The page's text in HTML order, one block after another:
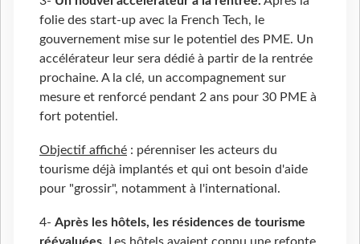
folie des start-up avec la French Tech, le
gouvernement mise sur le potentiel des PME. Un
accélérateur leur sera dédié à partir de la rentrée
prochaine. A la clé, un accompagnement sur
mesure et renforcé pendant 2 ans pour 30 PME à
fort potentiel.
Objectif affiché : pérenniser les acteurs du
tourisme déjà implantés et qui ont besoin d'aide
pour "grossir", notamment à l'international.
4- Après les hôtels, les résidences de tourisme